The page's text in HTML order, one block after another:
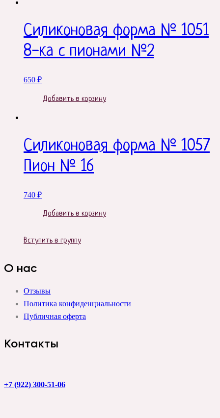
Силиконовая форма № 1051
8-ка с пионами №2
650 ₽
Добавить в корзину
Силиконовая форма № 1057
Пион № 16
740 ₽
Добавить в корзину
Вступить в группу
О нас
Отзывы
Политика конфиденциальности
Публичная оферта
Контакты
+7 (922) 300-51-06